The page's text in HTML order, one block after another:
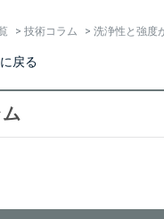
> 技術コラム > 洗浄性と強度
戻る